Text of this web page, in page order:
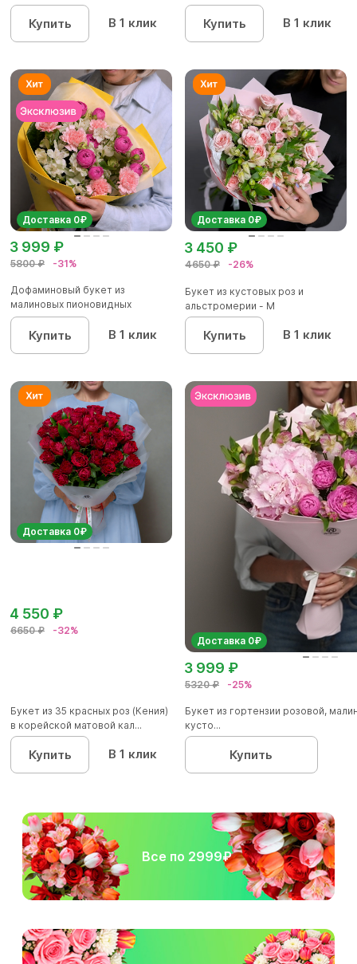
альстроме...
Купить В 1 клик
уп...
Купить В 1 клик
Доставка 0₽
5800 ₽ -31%
3 999 ₽
Дофаминовый букет из
малиновых пионовидных
кустовых роз...
Купить В 1 клик
Доставка 0₽
4650 ₽ -26%
3 450 ₽
Букет из кустовых роз и
альстромерии - М
Купить В 1 клик
Доставка 0₽
6650 ₽ -32%
4 550 ₽
Букет из 35 красных роз (Кения)
в корейской матовой кал...
Купить В 1 клик
Доставка 0₽
5320 ₽ -25%
3 999 ₽
Букет из гортензии розовой,
кусто...
Купить
Все по 2999₽